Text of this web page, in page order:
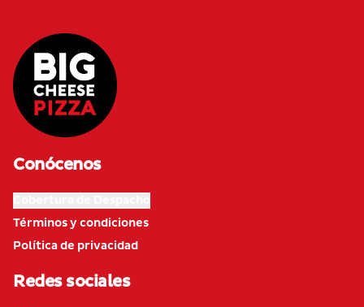
Conócenos
Términos y condiciones
Política de privacidad
Redes sociales